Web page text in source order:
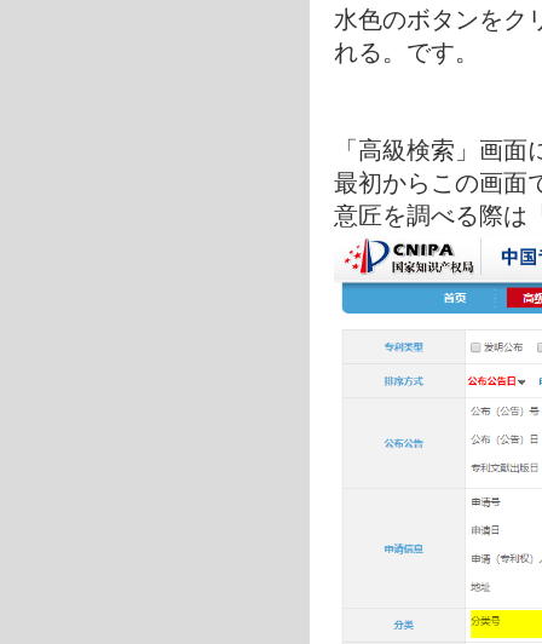
水色のボタンを
れる。です。
「高級検索」画
最初からこの画面
意匠を調べる際は